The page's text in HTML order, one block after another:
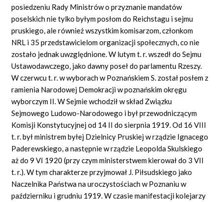
posiedzeniu Rady Ministrów o przyznanie mandatów
poselskich nie tylko byłym posłom do Reichstagu i sejmu
pruskiego, ale również wszystkim komisarzom, członkom
NRL i 35 przedstawicielom organizacji społecznych, co nie
zostało jednak uwzględnione. W lutym t. r. wszedł do Sejmu
Ustawodawczego, jako dawny poseł do parlamentu Rzeszy.
W czerwcu t. r. w wyborach w Poznańskiem S. został posłem z
ramienia Narodowej Demokracji w poznańskim okręgu
wyborczym II. W Sejmie wchodził w skład Związku
Sejmowego Ludowo-Narodowego i był przewodniczącym
Komisji Konstytucyjnej od 14 II do sierpnia 1919. Od 16 VIII
t. r. był ministrem byłej Dzielnicy Pruskiej w rządzie Ignacego
Paderewskiego, a następnie w rządzie Leopolda Skulskiego
aż do 9 VI 1920 (przy czym ministerstwem kierował do 3 VII
t. r.). W tym charakterze przyjmował J. Piłsudskiego jako
Naczelnika Państwa na uroczystościach w Poznaniu w
październiku i grudniu 1919. W czasie manifestacji kolejarzy